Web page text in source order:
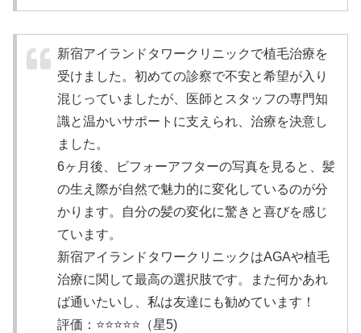
新宿アイランドタワークリニックで植毛治療を
受けました。初めての診察で不安と希望が入り
混じっていましたが、医師とスタッフの専門知
識と温かいサポートに支えられ、治療を決意し
ました。
6ヶ月後、ビフォーアフターの写真を見ると、髪
の生え際が自然で魅力的に変化しているのが分
かります。自分の髪の変化に驚きと喜びを感じ
ています。
新宿アイランドタワークリニックはAGAや植毛
治療に関して最高の選択肢です。また何かあれ
ば通いたいし、私は友達にも勧めています！
評価：⭐️⭐️⭐️⭐️⭐️（星5)